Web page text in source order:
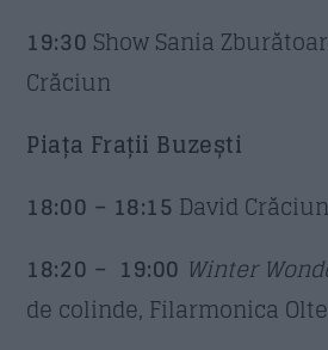
19:30 Show Sania
Crăciun
Piața Frații Buzești
18:00 – 18:15 David Crăciun
18:20 – 19:00 Winter
de colinde, Filarmonica